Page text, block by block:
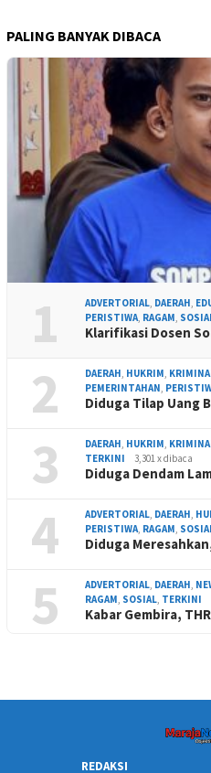
PALING BANYAK DIBACA
1 ADVERTORIAL, DAERAH,
PERISTIWA, RAGAM,
Klarifikasi Dosen
2 DAERAH, HUKRIM,
PEMERINTAHAN,
Diduga Tilap Uang
3 DAERAH, HUKRIM,
TERKINI
3,301 x dibaca
Diduga Dendam
4 ADVERTORIAL, DAERAH,
PERISTIWA, RAGAM,
Diduga
5 ADVERTORIAL, DAERAH,
RAGAM, SOSIAL, TERKINI
Kabar Gembira,
REDAKSI